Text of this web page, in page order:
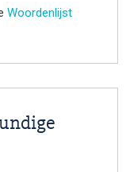
Woordenlijst